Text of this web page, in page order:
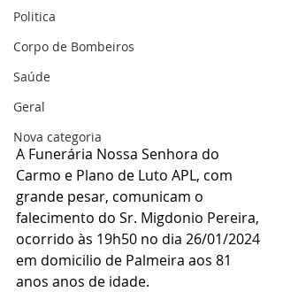
Politica
Corpo de Bombeiros
Saúde
Geral
Nova categoria
A Funerária Nossa Senhora do
Carmo e Plano de Luto APL, com
grande pesar, comunicam o
falecimento do Sr. Migdonio Pereira,
ocorrido às 19h50 no dia 26/01/2024
em domicilio de Palmeira aos 81
anos anos de idade.